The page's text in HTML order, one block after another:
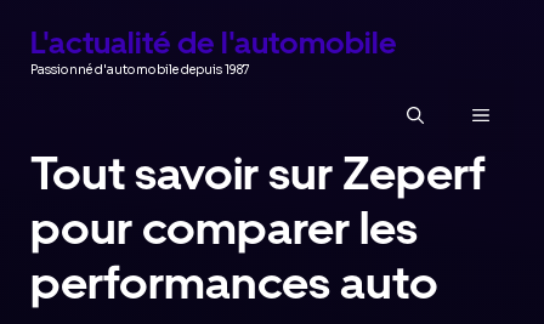
L'actualité de l'automobile
Passionné d'automobile depuis 1987
MENU
Tout savoir sur Zeperf
pour comparer les
performances auto